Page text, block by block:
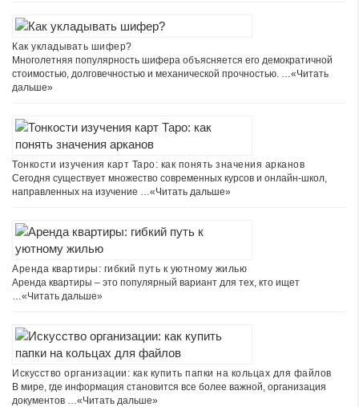
Как укладывать шифер?
Многолетняя популярность шифера объясняется его демократичной
стоимостью, долговечностью и механической прочностью. … «Читать
дальше»
Тонкости изучения карт Таро: как понять значения арканов
Сегодня существует множество современных курсов и онлайн-школ,
направленных на изучение … «Читать дальше»
Аренда квартиры: гибкий путь к уютному жилью
Аренда квартиры – это популярный вариант для тех, кто ищет
«Читать дальше»
Искусство организации: как купить папки на кольцах для файлов
В мире, где информация становится все более важной, организация
документов … «Читать дальше»